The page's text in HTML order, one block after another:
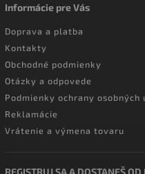
Informácie pre Vás
Doprava a platba
Kontakty
Obchodné podmienky
Otázky a odpovede
Podmienky ochrany osobných
Reklamácie
Vrátenie a výmena tovaru
REGISTRUJ SA A DOSTANEŠ OD